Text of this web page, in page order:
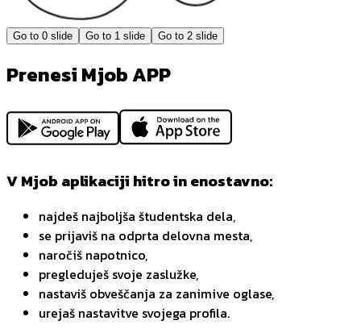
Go to 0 slide Go to 1 slide Go to 2 slide
Prenesi Mjob APP
V Mjob aplikaciji hitro in enostavno:
najdeš najboljša študentska dela,
se prijaviš na odprta delovna mesta,
naročiš napotnico,
pregleduješ svoje zaslužke,
nastaviš obveščanja za zanimive oglase,
urejaš nastavitve svojega profila.